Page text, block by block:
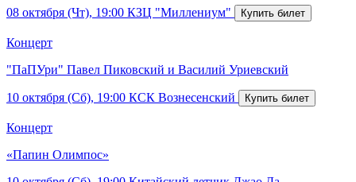
08 октября (Чт), 19:00 КЗЦ "Миллениум"
Концерт
"ПаПУри" Павел Пиковский и Василий Уриевский
10 октября (Сб), 19:00 КСК Вознесенский
Концерт
«Папин Олимпос»